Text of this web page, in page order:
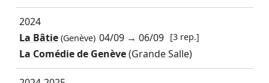
2024
La Bâtie(Genève) 04/09 →06/09 [3 rep.]
La Comédie de Genève(Grande Salle)